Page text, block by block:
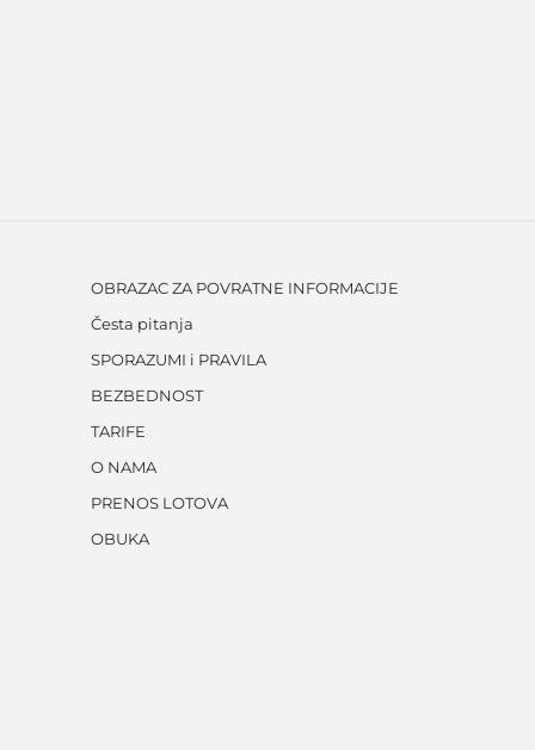
OBRAZAC ZA POVRATNE INFORMACIJE
Česta pitanja
SPORAZUMI i PRAVILA
BEZBEDNOST
TARIFE
O NAMA
PRENOS LOTOVA
OBUKA